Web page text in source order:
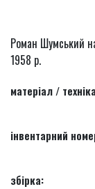
Роман Шумський
1958 р.
матеріал /
інвентарний
збірка: